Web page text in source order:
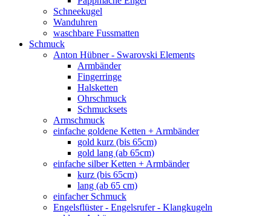
Schneekugel
Wanduhren
waschbare Fussmatten
Schmuck
Anton Hübner - Swarovski Elements
Armbänder
Fingerringe
Halsketten
Ohrschmuck
Schmucksets
Armschmuck
einfache goldene Ketten + Armbänder
gold kurz (bis 65cm)
gold lang (ab 65cm)
einfache silber Ketten + Armbänder
kurz (bis 65cm)
lang (ab 65 cm)
einfacher Schmuck
Engelsflüster - Engelsrufer - Klangkugeln